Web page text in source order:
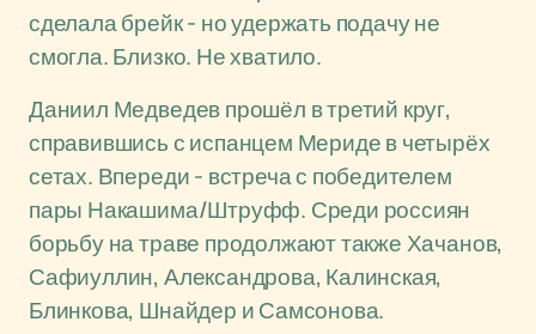
сделала брейк - но удержать подачу не
смогла. Близко. Не хватило.
Даниил Медведев прошёл в третий круг,
справившись с испанцем Мериде в четырёх
сетах. Впереди - встреча с победителем
пары Накашима/Штруфф. Среди россиян
борьбу на траве продолжают также Хачанов,
Сафиуллин, Александрова, Калинская,
Блинкова, Шнайдер и Самсонова.